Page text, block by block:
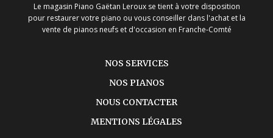
Le magasin Piano Gaëtan Leroux se tient à votre disposition
pour restaurer votre piano ou vous conseiller dans l'achat et la
vente de pianos neufs et d'occasion en Franche-Comté
NOS SERVICES
NOS PIANOS
NOUS CONTACTER
MENTIONS LÉGALES